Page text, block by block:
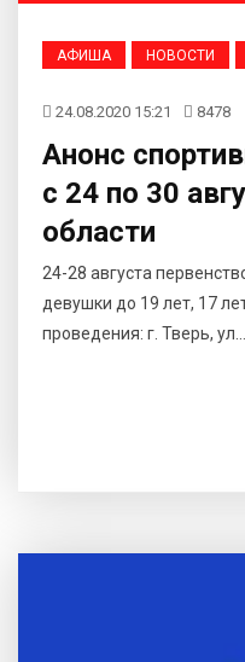
АФИША НОВОСТИ
24.08.2020 15:21 8478
Анонс
с 24 по 30
области
24-28 августа
девушки до 19 лет, 17
проведения: г. Тверь, ул....